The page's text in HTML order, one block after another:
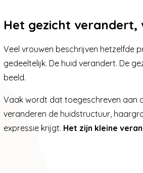
Het gezicht
Veel vrouwen beschrijven hetzelfde
gedeeltelijk. De huid verandert. De
beeld.
Vaak wordt dat toegeschreven aan
veranderen de huidstructuur,
expressie krijgt. Het zijn kleine